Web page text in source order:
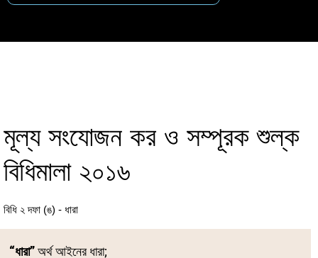
মূল্য সংযোজন কর ও সম্পূরক শুল্ক
বিধিমালা ২০১৬
বিধি ২ দফা (ঙ) - ধারা
“ধারা”অর্থ আইনের ধারা;